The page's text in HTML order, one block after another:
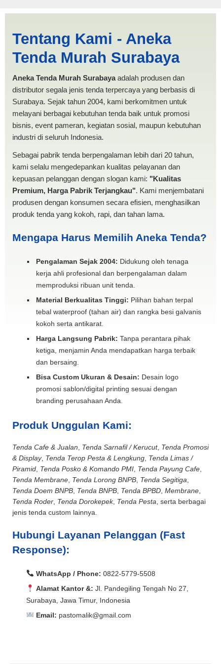
PRODUKSI ANEKA TENDA
MURAH
Tentang Kami - Aneka
Tenda Murah Surabaya
Aneka Tenda Murah Surabayaadalah produsen dan
distributor segala jenis tenda terpercaya yang berbasis di
Surabaya. Sejak tahun 2004, kami berkomitmen untuk
melayani berbagai kebutuhan tenda baik untuk promosi
bisnis, event pameran, kegiatan sosial, maupun kebutuhan
industri di seluruh Indonesia.
Sebagai pabrik tenda berpengalaman lebih dari 20 tahun,
kami selalu mengedepankan kualitas pelayanan dan
kepuasan pelanggan dengan slogan kami: "Kualitas
Premium, Harga Pabrik Terjangkau". Kami menjembatani
produsen dengan konsumen secara efisien, menghasilkan
produk tenda yang kokoh, rapi, dan tahan lama.
Mengapa Harus Memilih Aneka Tenda?
Pengalaman Sejak 2004: Didukung oleh tenaga
kerja ahli profesional dan berpengalaman dalam
memproduksi ribuan unit tenda.
Material Berkualitas Tinggi: Pilihan bahan terpal
tebal waterproof (tahan air) dan rangka besi galvanis
kokoh serta antikarat.
Harga Langsung Pabrik: Tanpa perantara pihak
ketiga, menjamin Anda mendapatkan harga terbaik
dan bersaing.
Bisa Custom Ukuran & Desain: Desain logo
promosi sablon/digital printing sesuai dengan
branding perusahaan Anda.
Produk Unggulan Kami:
Tenda Cafe & Jualan Tenda Sarnafil / Kerucut, Tenda Promosi
& Display, Tenda Terop Pesta & Lengkung Tenda Limas /
Piramid Tenda Posko & Komando PMI Tenda Payung Cafe
Tenda Membrane Tenda Lorong BNPB Tenda Segitiga
Tenda Doem BNPB Tenda BNPB Tenda BPBD Membrane
Tenda Roder Tenda Dorokepek, Tenda Pesta , serta berbagai
jenis tenda custom lainnya.
Hubungi Layanan Pelanggan (Fast
Response):
WhatsApp / Phone: 0822-5779-5508
Alamat Kantor &: Jl. Pandegiling Tengah No 27,
Surabaya, Jawa Timur, Indonesia
Email: pastomalik@gmail.com